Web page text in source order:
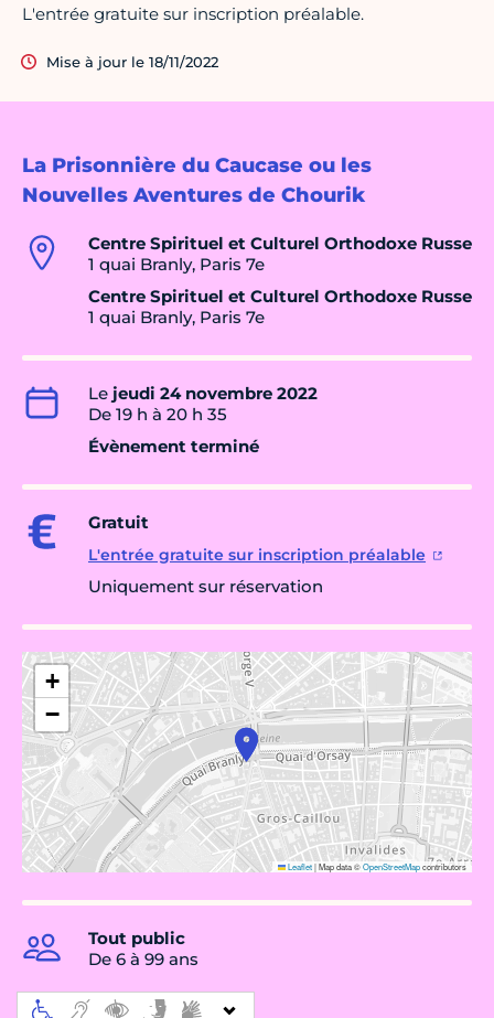
La Prisonnière du Caucase ou les
Nouvelles Aventures de Chourik
Centre Spirituel et Culturel Orthodoxe Russe
1 quai Branly, Paris 7e
Centre Spirituel et Culturel Orthodoxe Russe
1 quai Branly, Paris 7e
Le jeudi 24 novembre 2022
De 19 h à 20 h 35
Évènement terminé
Gratuit
L'entrée gratuite sur inscription préalable
Uniquement sur réservation
+
−
Leaflet|Map data ©OpenStreetMapcontributors
Tout public
De 6 à 99 ans
L'entrée gratuite sur inscription préalable.
Mise à jour le 18/11/2022